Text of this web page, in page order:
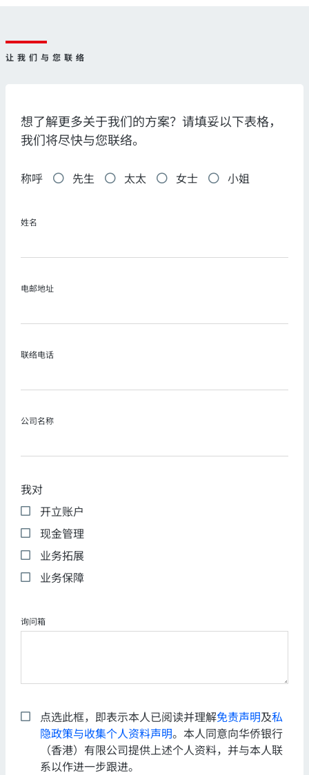
让我们与您联络
想了解更多关于我们的方案？请填妥以下表格，
我们将尽快与您联络。
称呼 先生 太太 女士 小姐
姓名
电邮地址
联络电话
公司名称
我对
开立账户
现金管理
业务拓展
业务保障
询问箱
点选此框，即表示本人已阅读并理解免责声明及私
隐政策与收集个人资料声明。本人同意向华侨银行
（香港）有限公司提供上述个人资料，并与本人联
系以作进一步跟进。